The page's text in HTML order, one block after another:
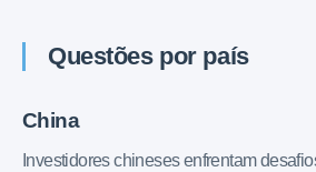
Questões por país
China
Investidores chineses enfrentam